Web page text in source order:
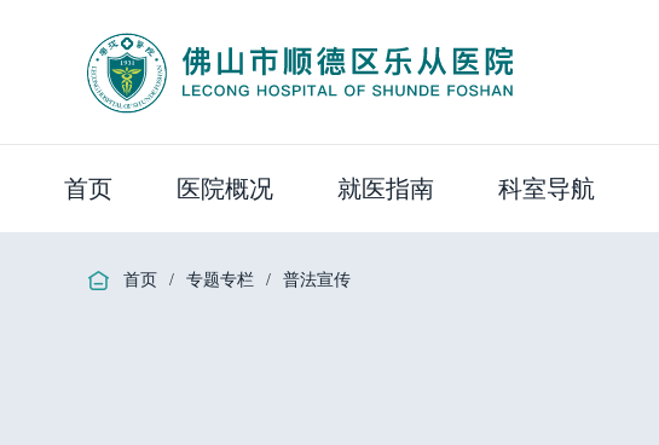
首页 医院概况 就医指南 科室导航
首页 / 专题专栏 / 普法宣传